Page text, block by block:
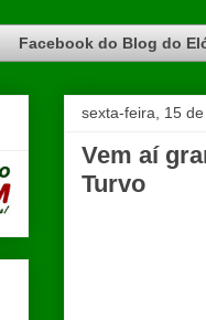
Facebook do Blog do
sexta-feira, 15
Vem aí
Turvo